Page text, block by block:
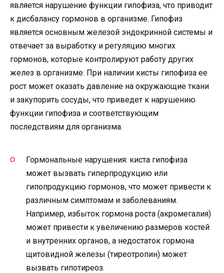
является нарушение функции гипофиза, что приводит
к дисбалансу гормонов в организме. Гипофиз
является основным железой эндокринной системы и
отвечает за выработку и регуляцию многих
гормонов, которые контролируют работу других
желез в организме. При наличии кисты гипофиза ее
рост может оказать давление на окружающие ткани
и закупорить сосуды, что приведет к нарушению
функции гипофиза и соответствующим
последствиям для организма.
Гормональные нарушения: киста гипофиза
может вызвать гиперпродукцию или
гипопродукцию гормонов, что может привести к
различным симптомам и заболеваниям.
Например, избыток гормона роста (акромегалия)
может привести к увеличению размеров костей
и внутренних органов, а недостаток гормона
щитовидной железы (тиреотропин) может
вызвать гипотиреоз.